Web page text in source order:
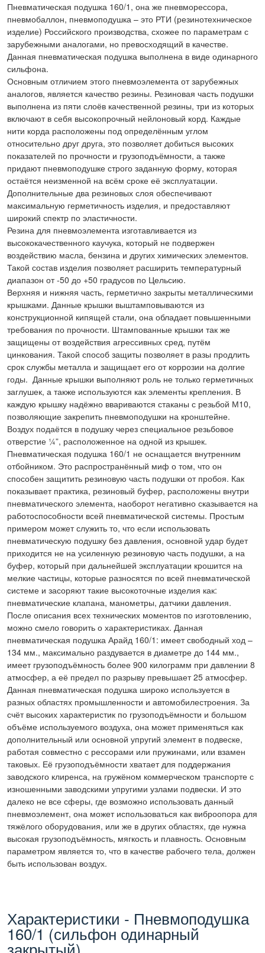
Пневматическая подушка 160/1, она же пневморессора,
пневмобаллон, пневмоподушка – это РТИ (резинотехническое
изделие) Российского производства, схожее по параметрам с
зарубежными аналогами, но превосходящий в качестве.
Данная пневматическая подушка выполнена в виде одинарного
сильфона.
Основным отличием этого пневмоэлемента от зарубежных
аналогов, является качество резины. Резиновая часть подушки
выполнена из пяти слоёв качественной резины, три из которых
включают в себя высокопрочный нейлоновый корд. Каждые
нити корда расположены под определённым углом
относительно друг друга, это позволяет добиться высоких
показателей по прочности и грузоподъёмности, а также
придают пневмоподушке строго заданную форму, которая
остаётся неизменной на всём сроке её эксплуатации.
Дополнительные два резиновых слоя обеспечивают
максимальную герметичность изделия, и предоставляют
широкий спектр по эластичности.
Резина для пневмоэлемента изготавливается из
высококачественного каучука, который не подвержен
воздействию масла, бензина и других химических элементов.
Такой состав изделия позволяет расширить температурный
диапазон от -50 до +50 градусов по Цельсию.
Верхняя и нижняя часть, герметично закрыты металлическими
крышками. Данные крышки выштамповываются из
конструкционной кипящей стали, она обладает повышенными
требования по прочности. Штампованные крышки так же
защищены от воздействия агрессивных сред, путём
цинкования. Такой способ защиты позволяет в разы продлить
срок службы металла и защищает его от коррозии на долгие
годы. Данные крышки выполняют роль не только герметичных
заглушек, а также используются как элементы крепления. В
каждую крышку надёжно ввариваются стаканы с резьбой М10,
позволяющие закрепить пневмоподушки на кронштейне.
Воздух подаётся в подушку через специальное резьбовое
отверстие ¼”, расположенное на одной из крышек.
Пневматическая подушка 160/1 не оснащается внутренним
отбойником. Это распространённый миф о том, что он
способен защитить резиновую часть подушки от пробоя. Как
показывает практика, резиновый буфер, расположены внутри
пневматического элемента, наоборот негативно сказывается на
работоспособности всей пневматической системы. Простым
примером может служить то, что если использовать
пневматическую подушку без давления, основной удар будет
приходится не на усиленную резиновую часть подушки, а на
буфер, который при дальнейшей эксплуатации крошится на
мелкие частицы, которые разносятся по всей пневматической
системе и засоряют такие высокоточные изделия как:
пневматические клапана, манометры, датчики давления.
После описания всех технических моментов по изготовлению,
можно смело говорить о характеристиках. Данная
пневматическая подушка Арайд 160/1: имеет свободный ход –
134 мм., максимально раздувается в диаметре до 144 мм.,
имеет грузоподъёмность более 900 килограмм при давлении 8
атмосфер, а её предел по разрыву превышает 25 атмосфер.
Данная пневматическая подушка широко используется в
разных областях промышленности и автомобилестроения. За
счёт высоких характеристик по грузоподъёмности и большом
объёме используемого воздуха, она может применяться как
дополнительный или основной упругий элемент в подвеске,
работая совместно с рессорами или пружинами, или взамен
таковых. Её грузоподъёмности хватает для поддержания
заводского клиренса, на гружёном коммерческом транспорте с
изношенными заводскими упругими узлами подвески. И это
далеко не все сферы, где возможно использовать данный
пневмоэлемент, она может использоваться как виброопора для
тяжёлого оборудования, или же в других областях, где нужна
высокая грузоподъёмность, мягкость и плавность. Основным
параметром является то, что в качестве рабочего тела, должен
быть использован воздух.
Характеристики - Пневмоподушка
160/1 (сильфон одинарный
закрытый)